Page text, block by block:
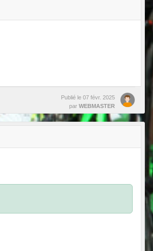
Publié le 07 févr. 2025
par WEBMASTER